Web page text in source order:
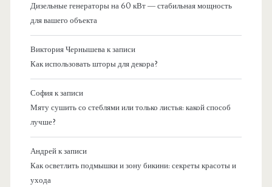
Дизельные генераторы на 60 кВт — стабильная мощность
для вашего объекта
Виктория Чернышевак записи
Как использовать шторы для декора?
Софияк записи
Мяту сушить со стеблями или только листья: какой способ
лучше?
Андрейк записи
Как осветлить подмышки и зону бикини: секреты красоты и
ухода